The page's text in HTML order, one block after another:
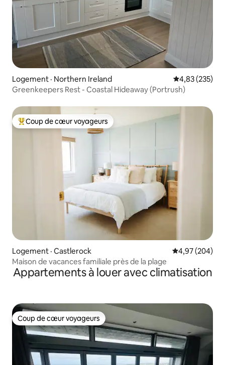
Logement · Northern Ireland Note
4,83 (235)
Greenkeepers Rest - Coastal Hideaway (Portrush)
Coup de cœur voyageurs parmi les plus aimés
Coup de cœur voyageurs
Logement · Castlerock Note
4,97 (204)
Maison de vacances familiale près de la plage
Appartements à louer avec climatisation
Coup de cœur voyageurs
Coup de cœur voyageurs